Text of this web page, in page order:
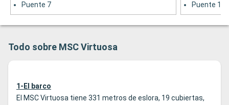
Puente 7
Puente 18
Todo sobre MSC Virtuosa
1-El barco
El MSC Virtuosa tiene 331 metros de eslora, 19 cubiertas,